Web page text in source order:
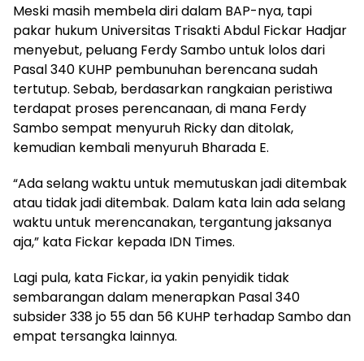
Meski masih membela diri dalam BAP-nya, tapi
pakar hukum Universitas Trisakti Abdul Fickar Hadjar
menyebut, peluang Ferdy Sambo untuk lolos dari
Pasal 340 KUHP pembunuhan berencana sudah
tertutup. Sebab, berdasarkan rangkaian peristiwa
terdapat proses perencanaan, di mana Ferdy
Sambo sempat menyuruh Ricky dan ditolak,
kemudian kembali menyuruh Bharada E.
“Ada selang waktu untuk memutuskan jadi ditembak
atau tidak jadi ditembak. Dalam kata lain ada selang
waktu untuk merencanakan, tergantung jaksanya
aja,” kata Fickar kepada IDN Times.
Lagi pula, kata Fickar, ia yakin penyidik tidak
sembarangan dalam menerapkan Pasal 340
subsider 338 jo 55 dan 56 KUHP terhadap Sambo dan
empat tersangka lainnya.